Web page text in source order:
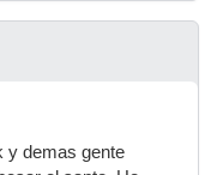
y demas gente